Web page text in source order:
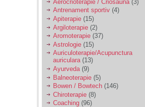
nevoie de un psiholog
sau psihiatru.
Sunt casatorita, am
31 de ani si un copil in
varsta de 2 ani care
mi-e lumina ochilor.
De ceva timp simt ca
mi s-a adunat
oboseala, o oboseala
cronica de care nu pot
scapa si simt ca din
Aerocrioterapie / Criosauna (3)
Antrenament sportiv (4)
Apiterapie (15)
Argiloterapie (2)
Aromoterapie (37)
Astrologie (15)
Auriculoterapie/Acupunctura
auriculara(13)
Ayurveda (9)
Balneoterapie (5)
Bowen / Bowtech (146)
Chiroterapie (8)
Coaching (96)